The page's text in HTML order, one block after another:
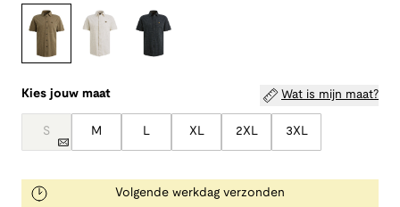
Kies jouw maat Wat is mijn maat?
S M L XL 2XL 3XL
Volgende werkdag verzonden